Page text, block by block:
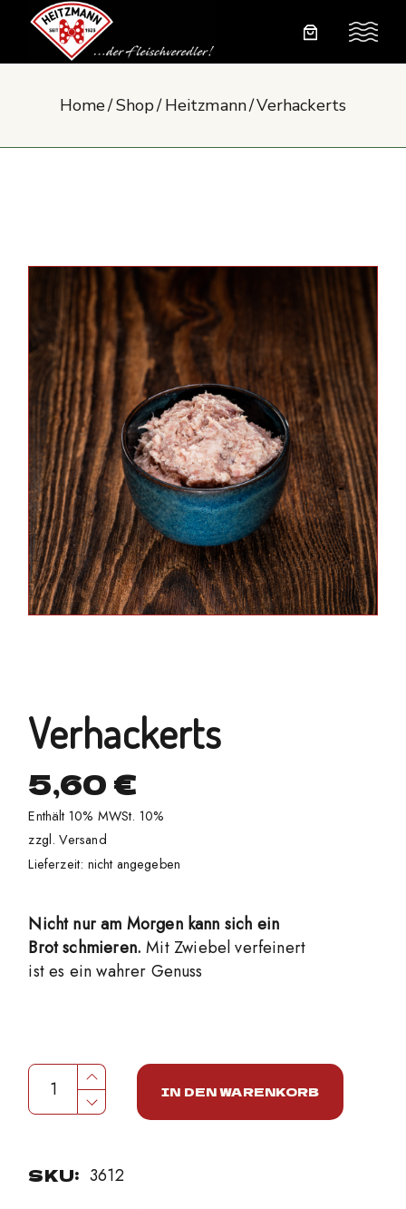
Home Shop Heitzmann Verhackerts
Verhackerts
5,60 €
Enthält 10% MWSt. 10%
zzgl.Versand
Lieferzeit: nicht angegeben
Nicht nur am Morgen kann sich ein
Brot schmieren. Mit Zwiebel verfeinert
ist es ein wahrer Genuss
Verhackerts quantity
IN DEN WARENKORB
SKU: 3612